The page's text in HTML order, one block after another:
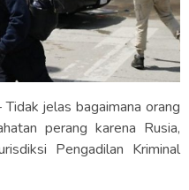
Tidak jelas bagaimana orang
perang karena Rusia,
Pengadilan Kriminal